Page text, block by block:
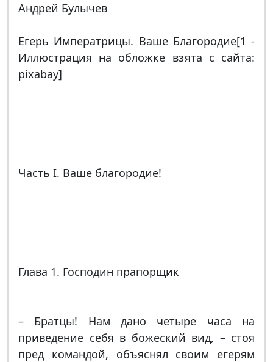
Андрей Булычев
Егерь Императрицы. Ваше Благородие[1 -
Иллюстрация на обложке взята с сайта:
pixabay]
Часть I. Ваше благородие!
Глава 1. Господин прапорщик
– Братцы! Нам дано четыре часа на
приведение себя в божеский вид, – стоя
пред командой, объяснял своим егерям